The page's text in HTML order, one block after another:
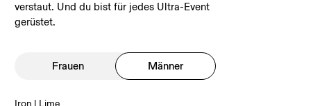
verstaut. Und du bist für jedes Ultra-Event
gerüstet.
Frauen Männer
Iron | Lime